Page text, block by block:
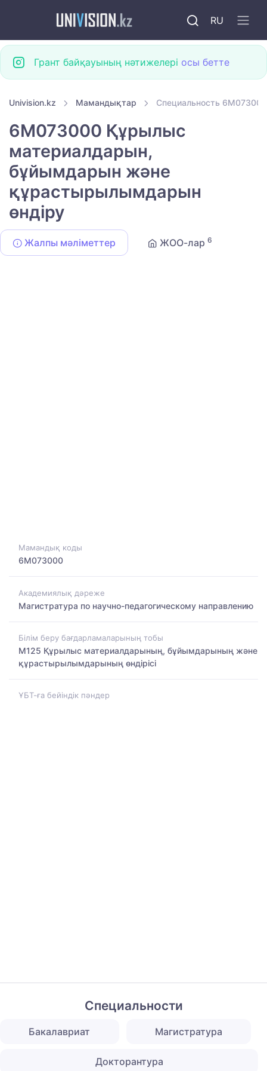
RU
Грант байқауының нәтижелері осы бетте
Univision.kz Мамандықтар Специальность
6M073000 Құрылыс
материалдарын,
бұйымдарын және
құрастырылымдарын
өндіру
Жалпы мәліметтер ЖОО-лар 6
Мамандық коды
6M073000
Академиялық дәреже
Магистратура по научно-педагогическому направлению
Білім беру бағдарламаларының тобы
M125 Құрылыс материалдарының, бұйымдарының және
құрастырылымдарының өндірісі
ҰБТ-ға бейіндік пәндер
Специальности
Бакалавриат Магистратура
Докторантура